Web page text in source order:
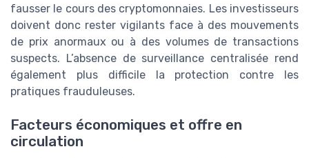
fausser le cours des cryptomonnaies. Les investisseurs
doivent donc rester vigilants face à des mouvements
de prix anormaux ou à des volumes de transactions
suspects. L’absence de surveillance centralisée rend
également plus difficile la protection contre les
pratiques frauduleuses.
Facteurs économiques et offre en
circulation